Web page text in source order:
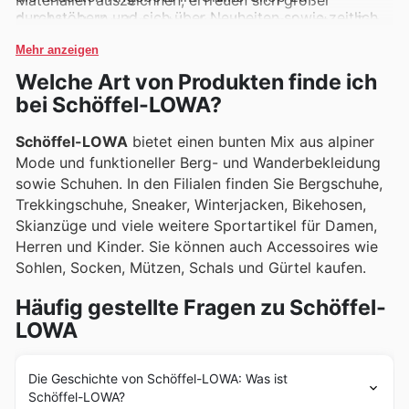
Beliebtheit. Kunden entdecken diese und weitere Top-
Marken regelmäßig in den wöchentlichen Angeboten,
Prospekten und den übersichtlichen Online-Katalogen,
die oft exklusive Deals und attraktive Aktionen
hervorheben.
durchstöbern und sich über Neuheiten sowie zeitlich
halten.
Mehr anzeigen
Welche Art von Produkten finde ich
bei Schöffel-LOWA?
Schöffel-LOWA bietet einen bunten Mix aus alpiner
Mode und funktioneller Berg- und Wanderbekleidung
sowie Schuhen. In den Filialen finden Sie Bergschuhe,
Trekkingschuhe, Sneaker, Winterjacken, Bikehosen,
Skianzüge und viele weitere Sportartikel für Damen,
Herren und Kinder. Sie können auch Accessoires wie
Sohlen, Socken, Mützen, Schals und Gürtel kaufen.
Häufig gestellte Fragen zu Schöffel-
LOWA
Die Geschichte von Schöffel-LOWA: Was ist
Schöffel-LOWA?